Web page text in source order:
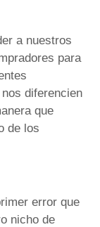
a nuestros
para
diferencien
que
de los
error que
nicho de